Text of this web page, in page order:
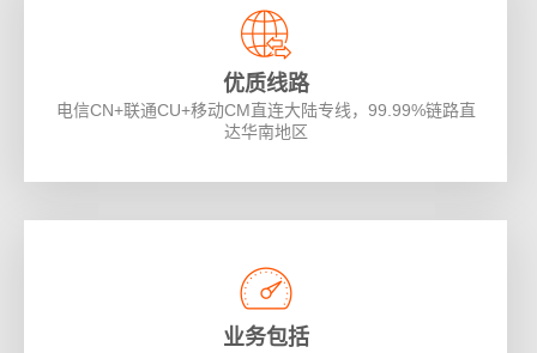
优质线路
电信CN+联通CU+移动CM直连大陆专线，99.99%链路直
达华南地区
业务包括